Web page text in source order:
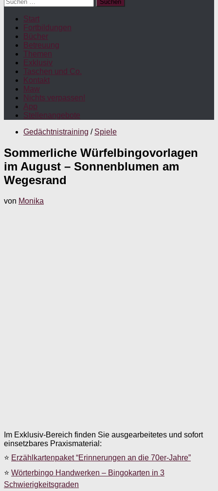
nach:
Start
Fortbildungen
Bücher
Betreuung
Themen
Exklusiv
Taschen und Co.
Kontakt
Maw
Nichts verpassen!
App
Stellenangebote
Gedächtnistraining / Spiele
Sommerliche Würfelbingovorlagen
im August – Sonnenblumen am
Wegesrand
von Monika
Im Exklusiv-Bereich finden Sie ausgearbeitetes und sofort
einsetzbares Praxismaterial:
⭐ Erzählkartenpaket “Erinnerungen an die 70er-Jahre”
⭐ Wörterbingo Handwerken – Bingokarten in 3
Schwierigkeitsgraden